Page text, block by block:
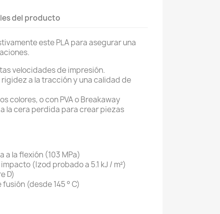
del producto
este PLA para asegurar una
velocidades de impresión.
a la tracción y una calidad de
colores, o con PVA o Breakaway
la cera perdida para crear piezas
a la flexión (103 MPa)
(Izod probado a 5.1 kJ / m²)
D)
(desde 145 ° C)